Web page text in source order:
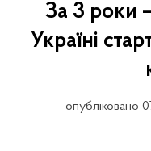
За 3 роки
Україні
опубліковано